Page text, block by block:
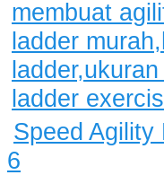
Speed Agility
6